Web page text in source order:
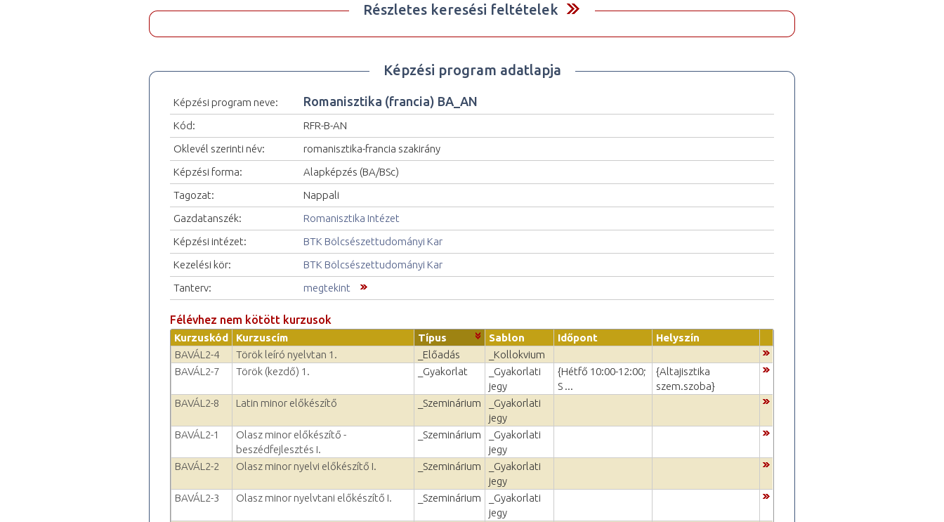
Részletes keresési feltételek
Képzési program adatlapja
Képzési program neve: Romanisztika (francia) BA_AN
Kód:
RFR-B-AN
Oklevél szerinti név:
romanisztika-francia szakirány
Képzési forma:
Alapképzés (BA/BSc)
Tagozat:
Nappali
Gazdatanszék:
Romanisztika Intézet
Képzési intézet:
BTK Bölcsészettudományi Kar
Kezelési kör:
BTK Bölcsészettudományi Kar
Tanterv:
megtekint
Félévhez nem kötött kurzusok
Kurzuskód Kurzuscím Típus Sablon Időpont
Helyszín
BAVÁL2-4
Török leíró nyelvtan 1. _Előadás
_Kollokvium
BAVÁL2-7
Török (kezdő) 1. _Gyakorlat
_Gyakorlati
jegy
{Hétfő 10:00-12:00;
S ...
{Altajisztika
szem.szoba}
BAVÁL2-8
Latin minor előkészítő _Szeminárium
_Gyakorlati
jegy
BAVÁL2-1
Olasz minor előkészítő -
beszédfejlesztés I.
_Szeminárium
_Gyakorlati
jegy
BAVÁL2-2
Olasz minor nyelvi előkészítő I. _Szeminárium
_Gyakorlati
jegy
BAVÁL2-3
Olasz minor nyelvtani előkészítő I. _Szeminárium
_Gyakorlati
jegy